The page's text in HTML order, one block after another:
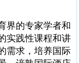
的专家学者和
实践性课程和讲
需求，培养国际